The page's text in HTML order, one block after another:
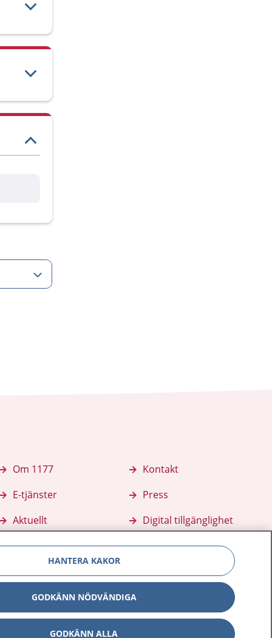
Om 1177
E-tjänster
Aktuellt
Kontakt
Press
Digital tillgänglighet
personuppgifterHantering av kakor Inställningar för kakor
HANTERA KAKOR
GODKÄNN NÖDVÄNDIGA
GODKÄNN ALLA